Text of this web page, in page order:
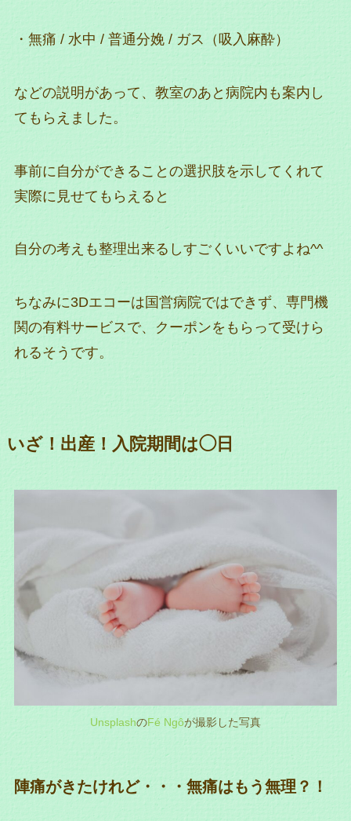
・無痛 / 水中 / 普通分娩 / ガス（吸入麻酔）
などの説明があって、教室のあと病院内も案内し
てもらえました。
事前に自分ができることの選択肢を示してくれて
実際に見せてもらえると
自分の考えも整理出来るしすごくいいですよね^^
ちなみに3Dエコーは国営病院ではできず、専門機
関の有料サービスで、クーポンをもらって受けら
れるそうです。
いざ！出産！入院期間は◯日
UnsplashのFé Ngôが撮影した写真
陣痛がきたけれど・・・無痛はもう無理？！